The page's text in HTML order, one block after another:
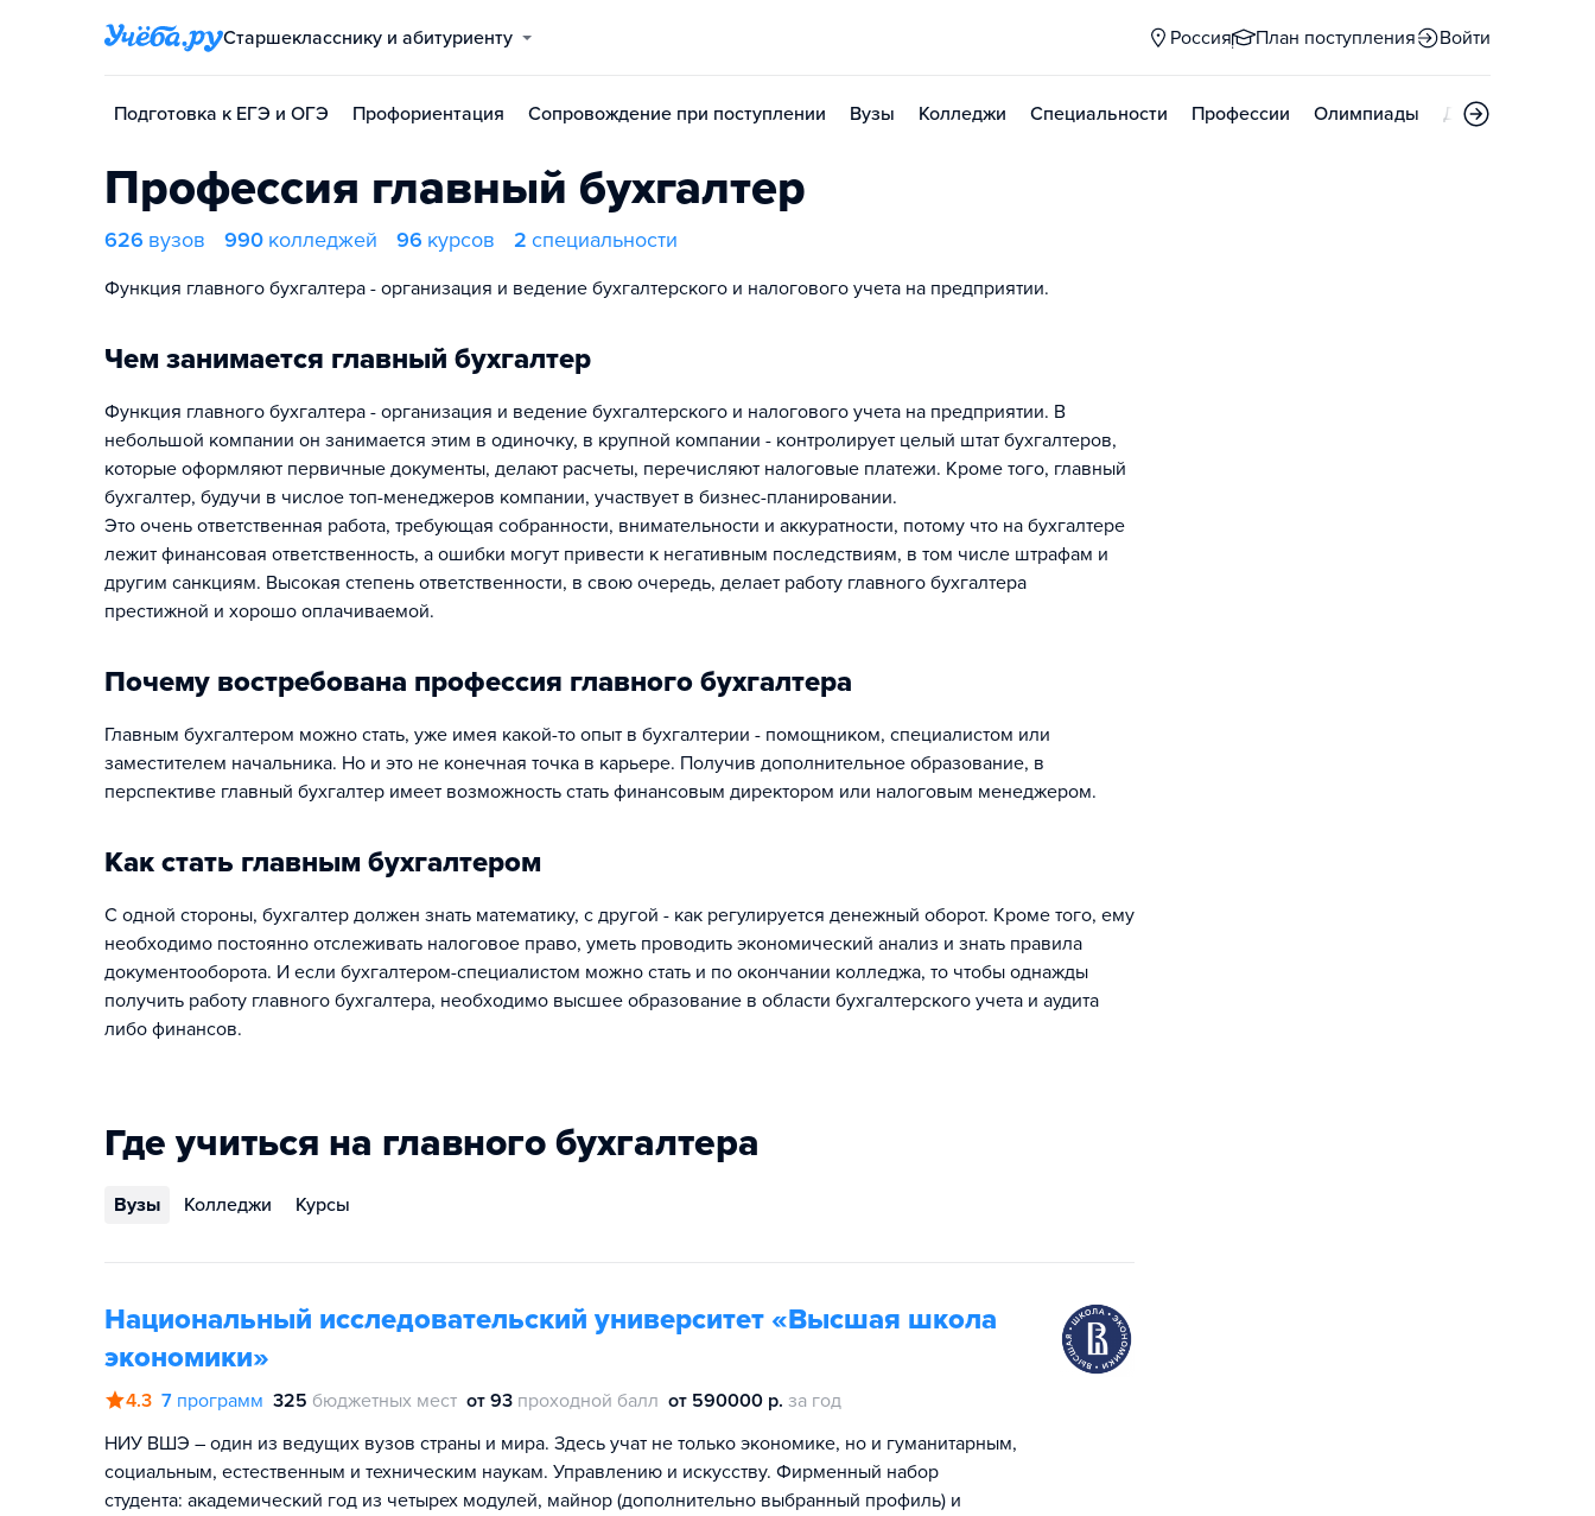
Старшекласснику и абитуриенту Россия План поступления Войти
Подготовка к ЕГЭ и ОГЭ Профориентация Сопровождение при поступлении Вузы Колледжи Специальности Профессии Олимпиады Дни открытых
Профессия главный бухгалтер
626 вузов 990 колледжей 96 курсов 2 специальности
Функция главного бухгалтера - организация и ведение бухгалтерского и налогового учета на предприятии.
Чем занимается главный бухгалтер
Функция главного бухгалтера - организация и ведение бухгалтерского и налогового учета на предприятии. В
небольшой компании он занимается этим в одиночку, в крупной компании - контролирует целый штат бухгалтеров,
которые оформляют первичные документы, делают расчеты, перечисляют налоговые платежи. Кроме того, главный
бухгалтер, будучи в числое топ-менеджеров компании, участвует в бизнес-планировании.
Это очень ответственная работа, требующая собранности, внимательности и аккуратности, потому что на бухгалтере
лежит финансовая ответственность, а ошибки могут привести к негативным последствиям, в том числе штрафам и
другим санкциям. Высокая степень ответственности, в свою очередь, делает работу главного бухгалтера
престижной и хорошо оплачиваемой.
Почему востребована профессия главного бухгалтера
Главным бухгалтером можно стать, уже имея какой-то опыт в бухгалтерии - помощником, специалистом или
заместителем начальника. Но и это не конечная точка в карьере. Получив дополнительное образование, в
перспективе главный бухгалтер имеет возможность стать финансовым директором или налоговым менеджером.
Как стать главным бухгалтером
С одной стороны, бухгалтер должен знать математику, с другой - как регулируется денежный оборот. Кроме того, ему
необходимо постоянно отслеживать налоговое право, уметь проводить экономический анализ и знать правила
документооборота. И если бухгалтером-специалистом можно стать и по окончании колледжа, то чтобы однажды
получить работу главного бухгалтера, необходимо высшее образование в области бухгалтерского учета и аудита
либо финансов.
Где учиться на главного бухгалтера
Вузы Колледжи Курсы
Национальный исследовательский университет «Высшая школа
экономики»
4.3 7 программ 325 бюджетных мест от 93 проходной балл от 590000 р. за год
НИУ ВШЭ – один из ведущих вузов страны и мира. Здесь учат не только экономике, но и гуманитарным,
социальным, естественным и техническим наукам. Управлению и искусству. Фирменный набор
студента: академический год из четырех модулей, майнор (дополнительно выбранный профиль) и